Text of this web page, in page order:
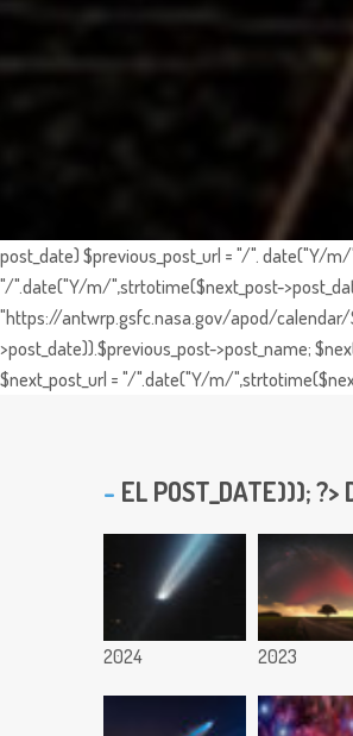
post_date) $previous_post_url = "/". date("Y/
"/".date("Y/m/",strtotime($next_post-
"https://antwrp.gsfc.nasa.gov/apod/calendar/
>post_date)).$previous_post->post_name;
$next_post_url = "/".date("Y/m/
EL POST_DATE))); ?>
2024 2023